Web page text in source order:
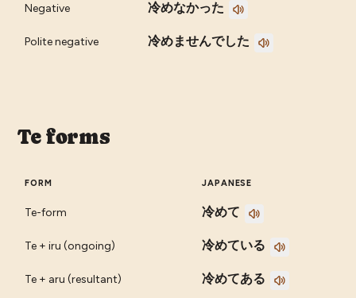
Negative 冷めなかった
Polite negative 冷めませんでした
Te forms
FORM JAPANESE
Te-form 冷めて
Te + iru (ongoing) 冷めている
Te + aru (resultant) 冷めてある